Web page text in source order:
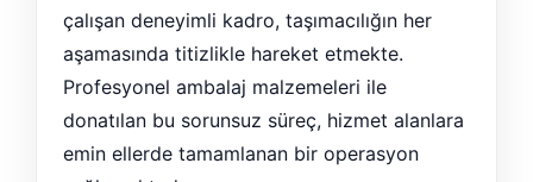
çalışan deneyimli kadro, taşımacılığın her
aşamasında titizlikle hareket etmekte.
Profesyonel ambalaj malzemeleri ile
donatılan bu sorunsuz süreç, hizmet alanlara
emin ellerde tamamlanan bir operasyon